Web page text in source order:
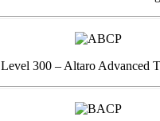
Level 300 – Altaro Advanced